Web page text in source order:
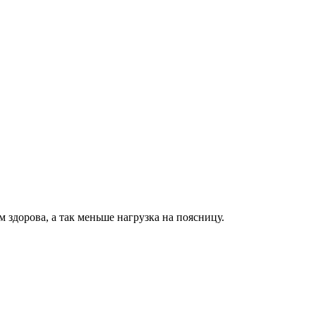
а так меньше нагрузка на поясницу.